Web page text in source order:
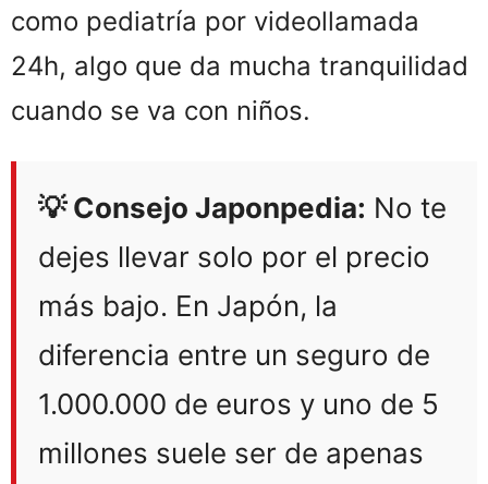
como pediatría por videollamada
24h, algo que da mucha tranquilidad
cuando se va con niños.
💡 Consejo Japonpedia: No te
dejes llevar solo por el precio
más bajo. En Japón, la
diferencia entre un seguro de
1.000.000 de euros y uno de 5
millones suele ser de apenas